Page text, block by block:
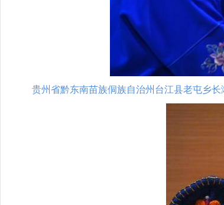
贵州省黔东南苗族侗族自治州台江县老屯乡长